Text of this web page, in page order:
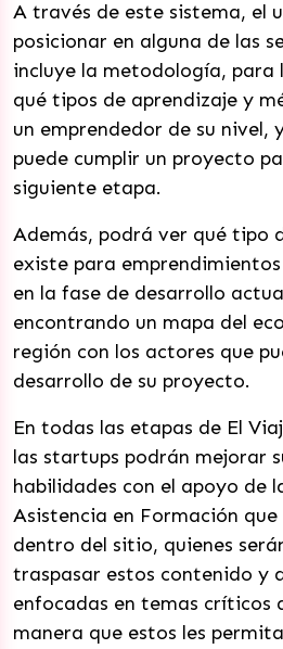
A través de este sistema, el
posicionar en alguna de las
incluye la metodología, para
qué tipos de aprendizaje y
un emprendedor de su nivel,
puede cumplir un proyecto
siguiente etapa.
Además, podrá ver qué tipo
existe para
en la fase de desarrollo
encontrando un mapa del
región con los actores que
desarrollo de su proyecto.
En todas las etapas de El
las startups podrán mejorar
habilidades con el apoyo de
Asistencia en Formación
dentro del sitio, quienes
traspasar estos contenido y
enfocadas en temas críticos
manera que estos les